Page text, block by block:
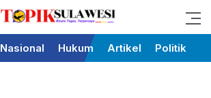
Topik Sulawesi
Bicara Tegas Terpercaya
Nasional Hukum Artikel Politik